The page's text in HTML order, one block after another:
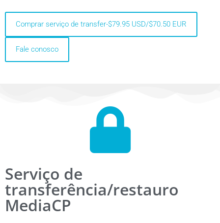
Comprar serviço de transfer-$79.95 USD/$70.50 EUR
Fale conosco
Serviço de
transferência/restauro
MediaCP